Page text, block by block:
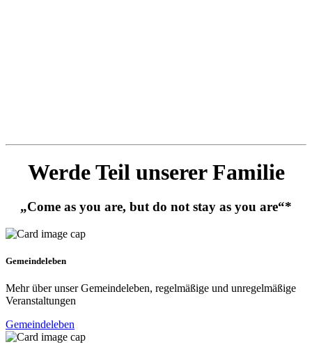
Werde Teil unserer Familie
„Come as you are, but do not stay as you are“*
Gemeindeleben
Mehr über unser Gemeindeleben, regelmäßige und unregelmäßige
Veranstaltungen
Gemeindeleben